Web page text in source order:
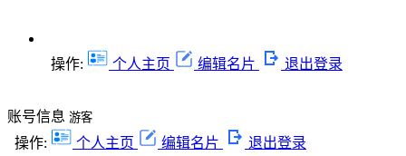
操作: 个人主页 编辑名片 退出登录
账号信息 游客
操作: 个人主页 编辑名片 退出登录